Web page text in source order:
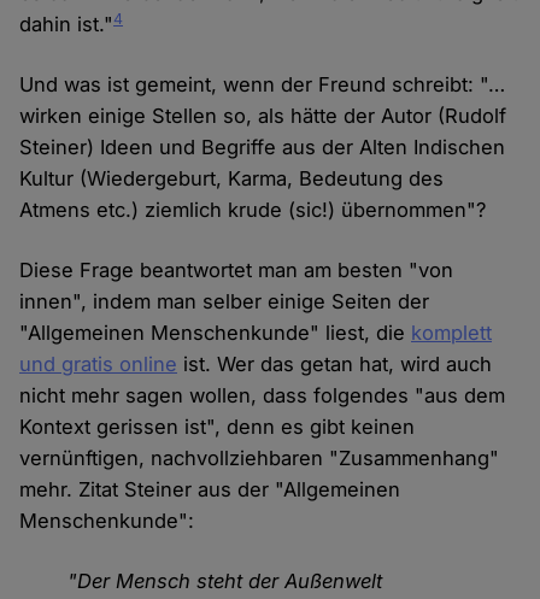
dahin ist."4
Und was ist gemeint, wenn der Freund schreibt: "…
wirken einige Stellen so, als hätte der Autor (Rudolf
Steiner) Ideen und Begriffe aus der Alten Indischen
Kultur (Wiedergeburt, Karma, Bedeutung des
Atmens etc.) ziemlich krude (sic!) übernommen"?
Diese Frage beantwortet man am besten "von
innen", indem man selber einige Seiten der
"Allgemeinen Menschenkunde" liest, die komplett
und gratis online ist. Wer das getan hat, wird auch
nicht mehr sagen wollen, dass folgendes "aus dem
Kontext gerissen ist", denn es gibt keinen
vernünftigen, nachvollziehbaren "Zusammenhang"
mehr. Zitat Steiner aus der "Allgemeinen
Menschenkunde":
"Der Mensch steht der Außenwelt